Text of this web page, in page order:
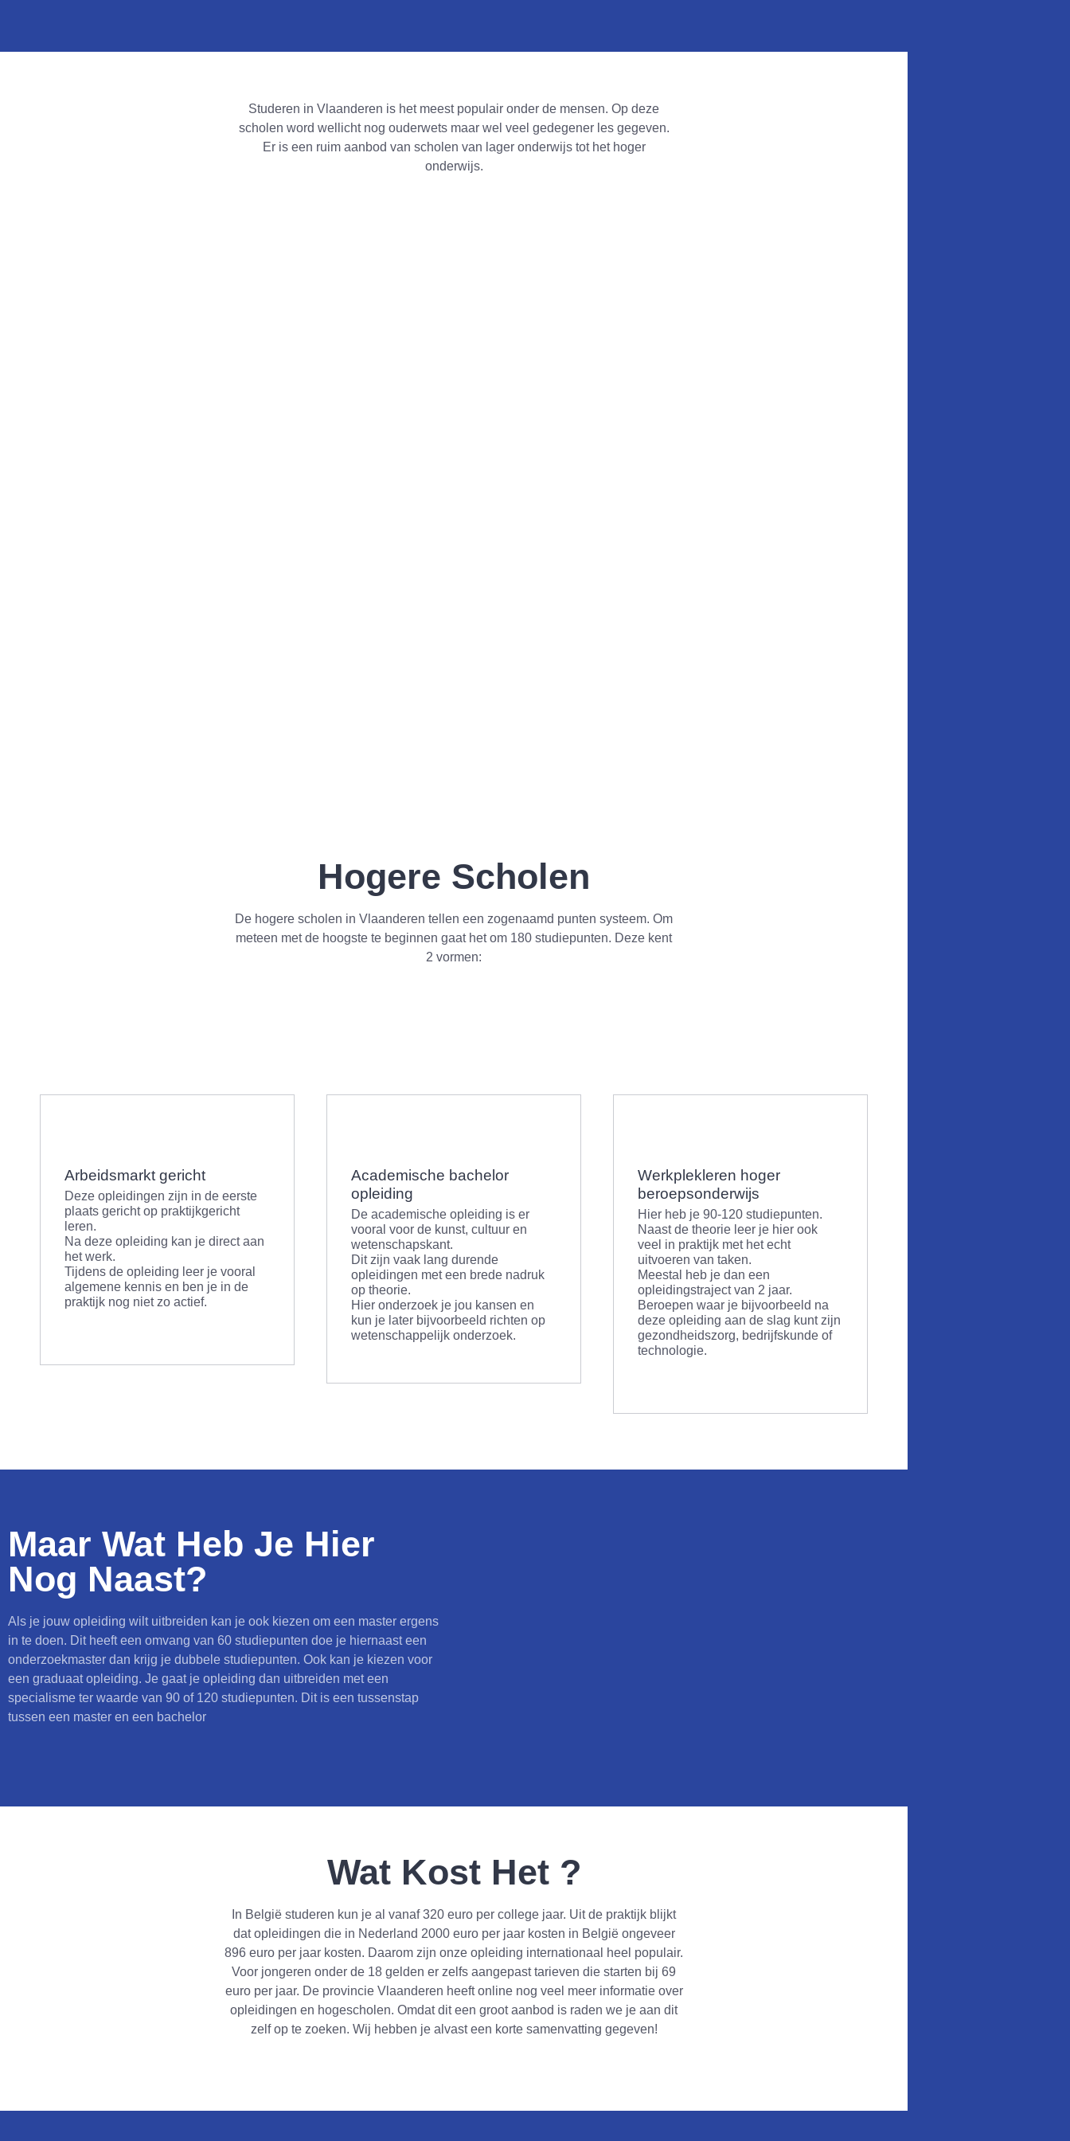
Studeren in Vlaanderen is het meest populair onder de mensen. Op deze
scholen word wellicht nog ouderwets maar wel veel gedegener les gegeven.
Er is een ruim aanbod van scholen van lager onderwijs tot het hoger
onderwijs.
Hogere Scholen
De hogere scholen in Vlaanderen tellen een zogenaamd punten systeem. Om
meteen met de hoogste te beginnen gaat het om 180 studiepunten. Deze kent
2 vormen:
Arbeidsmarkt gericht
Deze opleidingen zijn in de eerste
plaats gericht op praktijkgericht
leren.
Na deze opleiding kan je direct aan
het werk.
Tijdens de opleiding leer je vooral
algemene kennis en ben je in de
praktijk nog niet zo actief.
Academische bachelor
opleiding
De academische opleiding is er
vooral voor de kunst, cultuur en
wetenschapskant.
Dit zijn vaak lang durende
opleidingen met een brede nadruk
op theorie.
Hier onderzoek je jou kansen en
kun je later bijvoorbeeld richten op
wetenschappelijk onderzoek.
Werkplekleren hoger
beroepsonderwijs
Hier heb je 90-120 studiepunten.
Naast de theorie leer je hier ook
veel in praktijk met het echt
uitvoeren van taken.
Meestal heb je dan een
opleidingstraject van 2 jaar.
Beroepen waar je bijvoorbeeld na
deze opleiding aan de slag kunt zijn
gezondheidszorg, bedrijfskunde of
technologie.
Maar Wat Heb Je Hier
Nog Naast?
Als je jouw opleiding wilt uitbreiden kan je ook kiezen om een master ergens
in te doen. Dit heeft een omvang van 60 studiepunten doe je hiernaast een
onderzoekmaster dan krijg je dubbele studiepunten. Ook kan je kiezen voor
een graduaat opleiding. Je gaat je opleiding dan uitbreiden met een
specialisme ter waarde van 90 of 120 studiepunten. Dit is een tussenstap
tussen een master en een bachelor
Wat Kost Het ?
In België studeren kun je al vanaf 320 euro per college jaar. Uit de praktijk blijkt
dat opleidingen die in Nederland 2000 euro per jaar kosten in België ongeveer
896 euro per jaar kosten. Daarom zijn onze opleiding internationaal heel populair.
Voor jongeren onder de 18 gelden er zelfs aangepast tarieven die starten bij 69
euro per jaar. De provincie Vlaanderen heeft online nog veel meer informatie over
opleidingen en hogescholen. Omdat dit een groot aanbod is raden we je aan dit
zelf op te zoeken. Wij hebben je alvast een korte samenvatting gegeven!